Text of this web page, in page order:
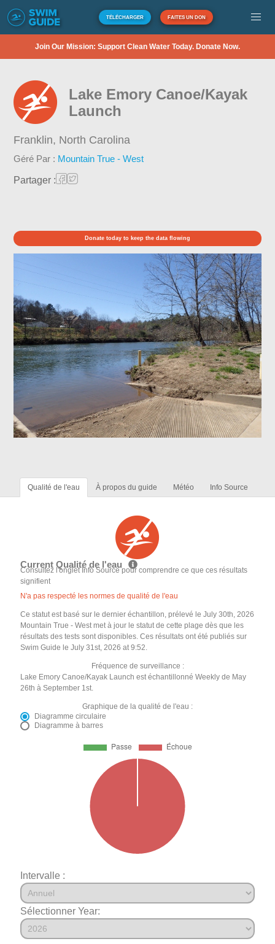
TÉLÉCHARGER FAITES UN DON
Join Our Mission: Support Clean Water Today. Donate Now.
Lake Emory Canoe/Kayak
Launch
Franklin, North Carolina
Géré Par : Mountain True - West
Partager :
Donate today to keep the data flowing
Qualité de l'eau À propos du guide Météo Info Source
Current Qualité de l'eau
Consultez l'onglet Info Source pour comprendre ce que ces résultats
signifient
N'a pas respecté les normes de qualité de l'eau
Ce statut est basé sur le dernier échantillon, prélevé le July 30th, 2026
Mountain True - West met à jour le statut de cette plage dès que les
résultats des tests sont disponibles. Ces résultats ont été publiés sur
Swim Guide le July 31st, 2026 at 9:52.
Fréquence de surveillance :
Lake Emory Canoe/Kayak Launch est échantillonné Weekly de May
26th à September 1st.
Graphique de la qualité de l'eau :
Diagramme circulaire
Diagramme à barres
Intervalle :
Sélectionner Year: